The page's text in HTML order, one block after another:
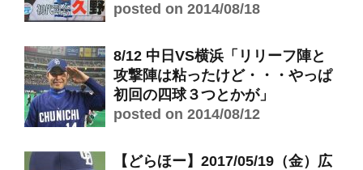
posted on 2014/08/18
8/12 中日VS横浜「リリーフ陣と
攻撃陣は粘ったけど・・・やっぱ
初回の四球３つとかが」
posted on 2014/08/12
【どらほー】2017/05/19（金）広